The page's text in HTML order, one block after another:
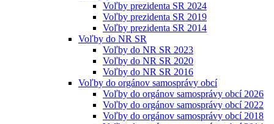
Voľby prezidenta SR 2024
Voľby prezidenta SR 2019
Voľby prezidenta SR 2014
Voľby do NR SR
Voľby do NR SR 2023
Voľby do NR SR 2020
Voľby do NR SR 2016
Voľby do orgánov samosprávy obcí
Voľby do orgánov samosprávy obcí 2026
Voľby do orgánov samosprávy obcí 2022
Voľby do orgánov samosprávy obcí 2018